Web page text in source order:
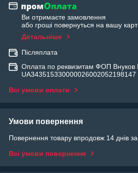
Ви отримаєте замовлення
або гроші повернуться на вашу
Детальніше
Післяплата
Оплата по реквизитам ФОП Внуков
UA343515330000026002052198147
Всі умови оплати
Умови повернення
Повернення товару впродовж 14 днів
Всі умови повернення